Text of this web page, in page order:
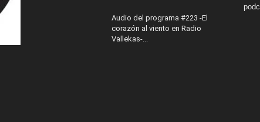
Audio del programa #223 -El
corazón al viento en Radio
Vallekas-...